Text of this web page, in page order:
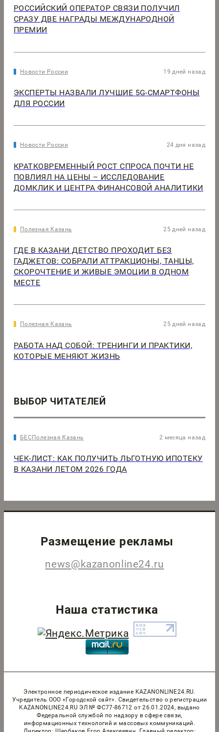
РОССИЙСКИЙ ОПЕРАТОР СВЯЗИ ПОЛУЧИЛ
СРАЗУ ДВЕ НАГРАДЫ МЕЖДУНАРОДНОЙ
ПРЕМИИ
Новости России 19 дней назад
ЭКСПЕРТЫ НАЗВАЛИ ЛУЧШИЕ 5G-СМАРТФОНЫ
ДЛЯ РОССИИ
Новости России 24 дня назад
КРАТКОВРЕМЕННЫЙ РОСТ СПРОСА ПОЧТИ НЕ
ПОВЛИЯЛ НА ЦЕНЫ – ИССЛЕДОВАНИЕ
ДОМКЛИК И ЦЕНТРА ФИНАНСОВОЙ АНАЛИТИКИ
Полезная Казань 25 дней назад
ГДЕ В КАЗАНИ ДЕТСТВО ПРОХОДИТ БЕЗ
ГАДЖЕТОВ: СОБРАЛИ АТТРАКЦИОНЫ, ТАНЦЫ,
СКОРОЧТЕНИЕ И ЖИВЫЕ ЭМОЦИИ В ОДНОМ
МЕСТЕ
Полезная Казань 25 дней назад
РАБОТА НАД СОБОЙ: ТРЕНИНГИ И ПРАКТИКИ,
КОТОРЫЕ МЕНЯЮТ ЖИЗНЬ
ВЫБОР ЧИТАТЕЛЕЙ
БЕСПолезная Казань 2 месяца назад
ЧЕК-ЛИСТ: КАК ПОЛУЧИТЬ ЛЬГОТНУЮ ИПОТЕКУ
В КАЗАНИ ЛЕТОМ 2026 ГОДА
Размещение рекламы
news@kazanonline24.ru
Наша статистика
Электронное периодическое издание KAZANONLINE24.RU.
Учредитель ООО «Городской сайт». Cвидетельство о регистрации
KAZANONLINE24.RU ЭЛ № ФС77-86712 от 26.01.2024, выдано
Федеральной службой по надзору в сфере связи,
информационных технологий и массовых коммуникаций.